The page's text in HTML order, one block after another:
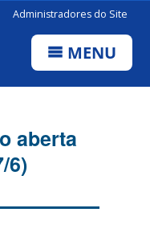
Administradores do Site
MENU
aberta
6)